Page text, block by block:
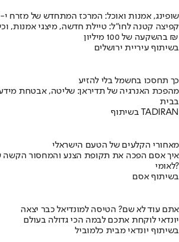
שופינג, אמנות ואוכל: המרכז המתחדש של מזרח
קפיצה קטנה לחו"ל: טיילת חדשה, מיצגי אמנות,
בהשקעה של 100 מיליון ₪
בשיתוף עיריית ירושלים
כך תחסכו בחשמל בלי להזיע
מהפכת האנרגיה של תדיראן: שליטה, אבטחת מידע
בבית
בשיתוף TADIRAN
מאחורי הקלעים של הטעם הישראלי
לאומי?
בשיתוף אסם
אתם עוד לא שם? הטיסה למונדיאל כבר יצאה
יונדאי לוקחת אתכם לבמה הכי גדולה בעולם
בשיתוף יונדאי מבית כלמוביל